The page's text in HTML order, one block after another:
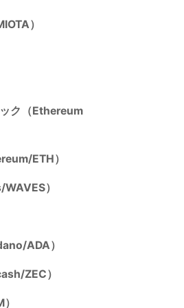
）
ク（Ethereum
ETH）
）
ADA）
ZEC）